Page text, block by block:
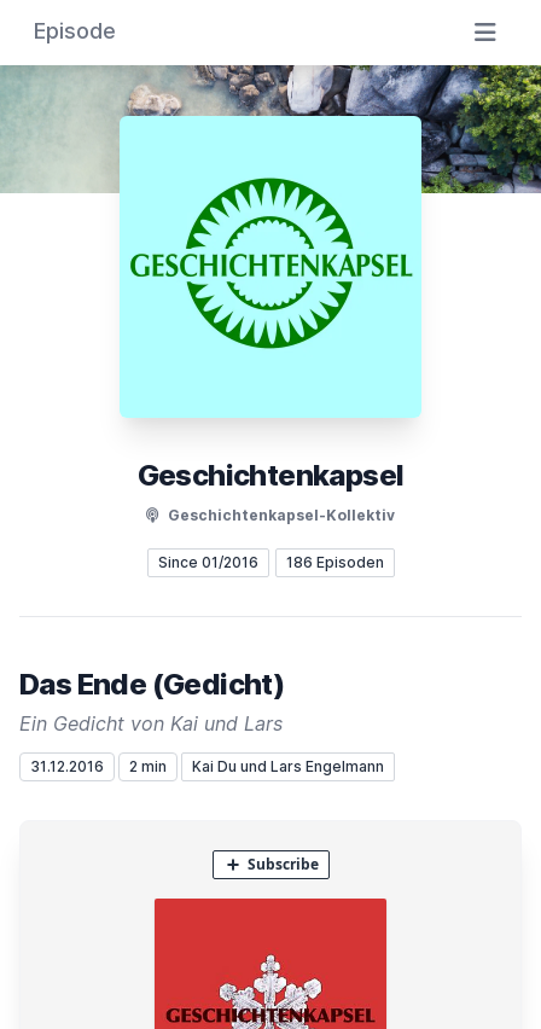
Episode
Geschichtenkapsel
Geschichtenkapsel-Kollektiv
Since 01/2016 186 Episoden
Das Ende (Gedicht)
Ein Gedicht von Kai und Lars
31.12.2016 2 min Kai Du und Lars Engelmann